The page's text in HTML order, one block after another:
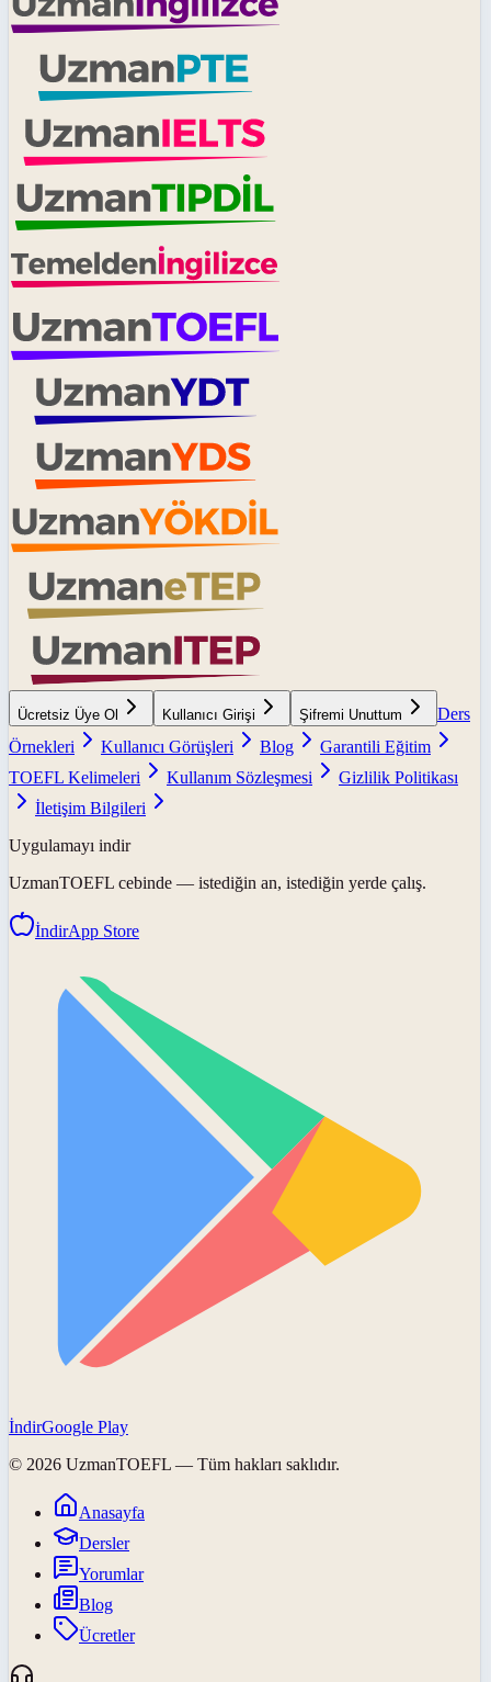
Ücretsiz Üye Ol Kullanıcı Girişi Şifremi Unuttum
Ders
Örnekleri
Kullanıcı Görüşleri Blog
Garantili Eğitim
TOEFL Kelimeleri
Kullanım Sözleşmesi
Gizlilik Politikası
İletişim Bilgileri
Uygulamayı indir
UzmanTOEFL cebinde — istediğin an, istediğin yerde çalış.
İndirApp Store
İndirGoogle Play
© 2026 UzmanTOEFL — Tüm hakları saklıdır.
Anasayfa
Dersler
Yorumlar
Blog
Ücretler